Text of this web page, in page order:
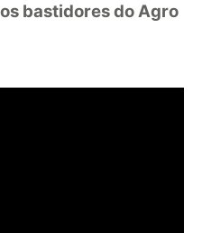
bastidores do Agro